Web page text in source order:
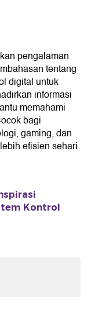
pengalaman
tentang
digital untuk
informasi
memahami
bagi
gaming, dan
efisien sehari
Kontrol